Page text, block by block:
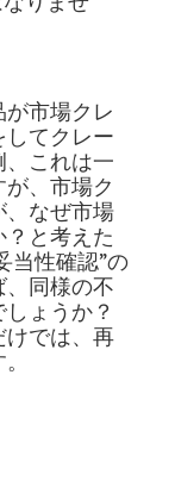
市場クレ
てクレー
これは一
、市場ク
、なぜ市場
と考えた
当性確認”の
同様の不
ょうか？
けでは、再